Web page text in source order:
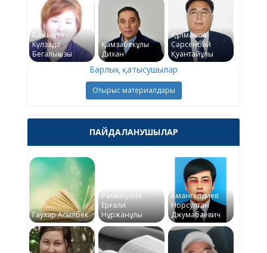
Бажықова
Күлзада
Бегалықызы
Қамзабекұлы
Дихан
Құлманов
Сәрсенбай
Қуантайұлы
Барлық қатысушылар
Отырыс материалдары
ПАЙДАЛАНУШЫЛАР
Гаухар Асылбек
Рахматулла
Ерғали
Нұржанұлы
Амангелдиев
Норсултан
Джумабаевич